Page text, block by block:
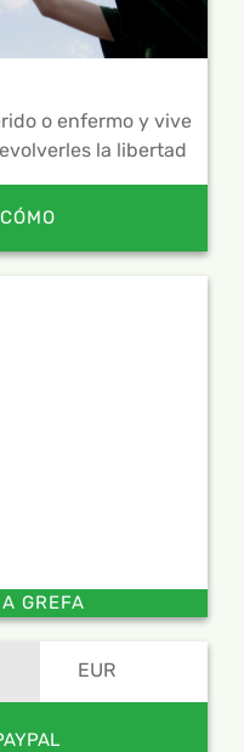
o enfermo y vive
la libertad
GREFA
EUR